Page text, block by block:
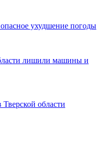
ухудшение погоды
лишили машины и
Тверской области